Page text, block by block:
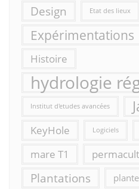
Design Etat des lieux
Expérimentations
Histoire
hydrologie
Institut d'etudes avancées
KeyHole Logiciels
mare T1
Plantations